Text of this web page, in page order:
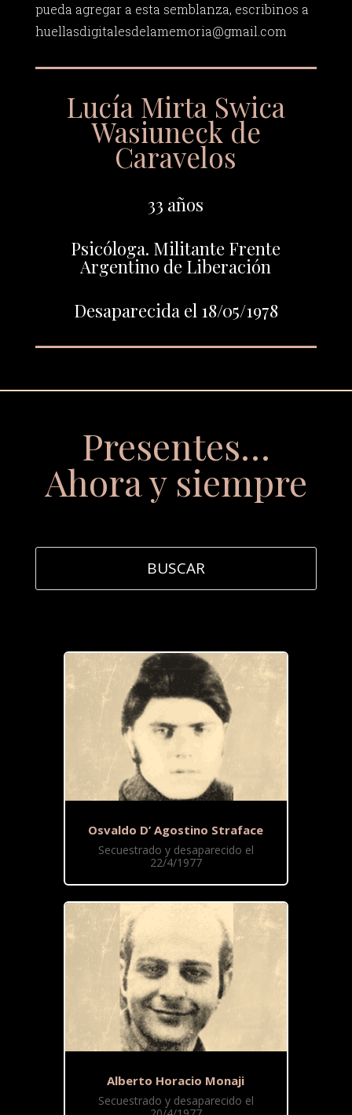
pueda agregar a esta semblanza, escribinos a
huellasdigitalesdelamemoria@gmail.com
Lucía Mirta Swica
Wasiuneck de
Caravelos
33 años
Psicóloga. Militante Frente
Argentino de Liberación
Desaparecida el 18/05/1978
Presentes…
Ahora y siempre
Osvaldo D’ Agostino Straface
Secuestrado y desaparecido el
22/4/1977
Alberto Horacio Monaji
Secuestrado y desaparecido el